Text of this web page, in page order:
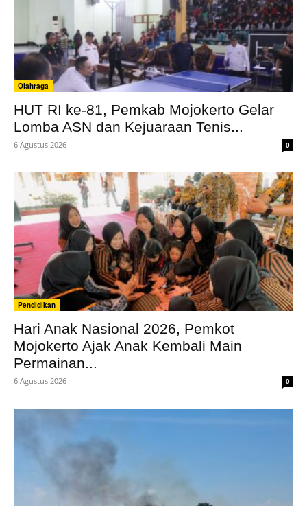
Olahraga
HUT RI ke-81, Pemkab Mojokerto Gelar
Lomba ASN dan Kejuaraan Tenis...
6 Agustus 2026 0
Pendidikan
Hari Anak Nasional 2026, Pemkot
Mojokerto Ajak Anak Kembali Main
Permainan...
6 Agustus 2026 0